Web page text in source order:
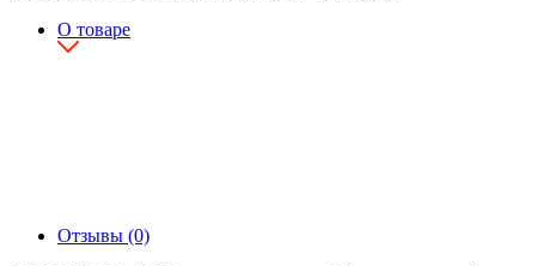
О товаре
Отзывы (0)